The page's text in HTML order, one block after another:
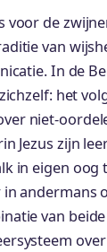
voor de
van
In de
het
niet-
Jezus zijn
in eigen oog
andermans
van